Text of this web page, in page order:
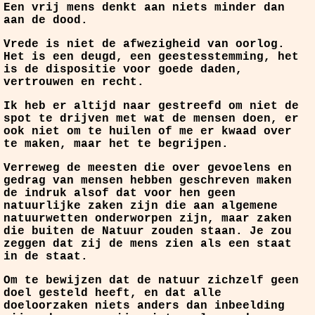
Een vrij mens denkt aan niets minder dan
aan de dood.
Vrede is niet de afwezigheid van oorlog.
Het is een deugd, een geestesstemming, het
is de dispositie voor goede daden,
vertrouwen en recht.
Ik heb er altijd naar gestreefd om niet de
spot te drijven met wat de mensen doen, er
ook niet om te huilen of me er kwaad over
te maken, maar het te begrijpen.
Verreweg de meesten die over gevoelens en
gedrag van mensen hebben geschreven maken
de indruk alsof dat voor hen geen
natuurlijke zaken zijn die aan algemene
natuurwetten onderworpen zijn, maar zaken
die buiten de Natuur zouden staan. Je zou
zeggen dat zij de mens zien als een staat
in de staat.
Om te bewijzen dat de natuur zichzelf geen
doel gesteld heeft, en dat alle
doeloorzaken niets anders dan inbeelding